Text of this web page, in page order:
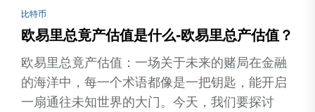
比特币
欧易里总竟产估值是什么-欧易里总产估值？
欧易里总竟产估值：一场关于未来的赌局在金融
的海洋中，每一个术语都像是一把钥匙，能开启
一扇通往未知世界的大门。今天，我们要探讨